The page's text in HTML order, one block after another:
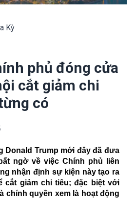
Kỳ
phủ đóng cửa
cắt giảm chi
có
Donald Trump mới đây đã đưa
ngờ về việc Chính phủ liên
nhận định sự kiện này tạo ra
cắt giảm chi tiêu; đặc biệt với
chính quyền xem là hoạt động